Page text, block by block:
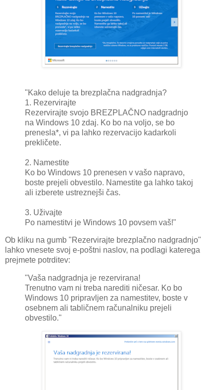
"Kako deluje ta brezplačna nadgradnja?
1. Rezervirajte
Rezervirajte svojo BREZPLAČNO nadgradnjo
na Windows 10 zdaj. Ko bo na voljo, se bo
prenesla*, vi pa lahko rezervacijo kadarkoli
prekličete.
2. Namestite
Ko bo Windows 10 prenesen v vašo napravo,
boste prejeli obvestilo. Namestite ga lahko takoj
ali izberete ustreznejši čas.
3. Uživajte
Po namestitvi je Windows 10 povsem vaš!"
Ob kliku na gumb "Rezervirajte brezplačno nadgradnjo"
lahko vnesete svoj e-poštni naslov, na podlagi katerega
prejmete potrditev:
"Vaša nadgradnja je rezervirana!
Trenutno vam ni treba narediti ničesar. Ko bo
Windows 10 pripravljen za namestitev, boste v
osebnem ali tabličnem računalniku prejeli
obvestilo."